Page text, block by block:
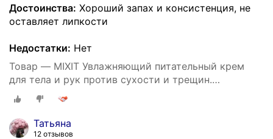
Достоинства: Хороший запах и консистенция, не
оставляет липкости
Недостатки: Нет
Товар — MIXIT Увлажняющий питательный крем
для тела и рук против сухости и трещин.
Восстанавливающее средство для ухода за кожей
тела c пантенолом и маслом виноградных косточек
SUPER FOOD
Татьяна
12 отзывов